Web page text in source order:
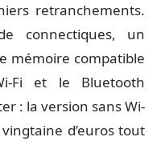
retranchements.
connectiques, un
mémoire compatible
Fi et le Bluetooth
: la version sans Wi-
d’euros tout